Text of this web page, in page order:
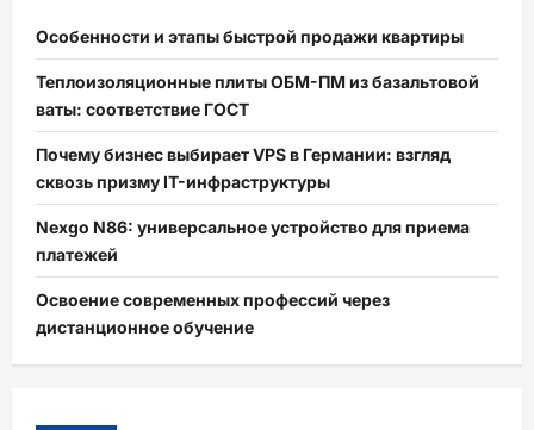
Особенности и этапы быстрой продажи квартиры
Теплоизоляционные плиты ОБМ-ПМ из базальтовой
ваты: соответствие ГОСТ
Почему бизнес выбирает VPS в Германии: взгляд
сквозь призму IT-инфраструктуры
Nexgo N86: универсальное устройство для приема
платежей
Освоение современных профессий через
дистанционное обучение